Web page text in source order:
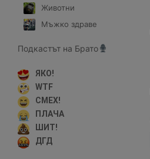
Животни
Мъжко здраве
Подкастът на Брато
ЯКО!
WTF
СМЕХ!
ПЛАЧА
ШИТ!
ДГД